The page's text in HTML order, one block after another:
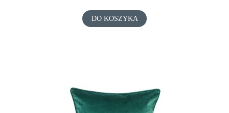
DO KOSZYKA